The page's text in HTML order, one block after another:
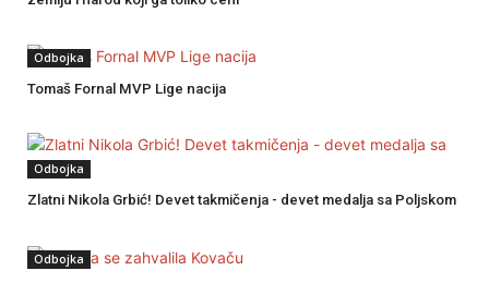
Odbojka
Tomaš Fornal MVP Lige nacija
Odbojka
Zlatni Nikola Grbić! Devet takmičenja - devet medalja sa Poljskom
Odbojka